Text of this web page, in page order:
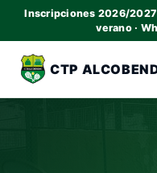
Inscripciones 2026/2027
verano ·
CTP